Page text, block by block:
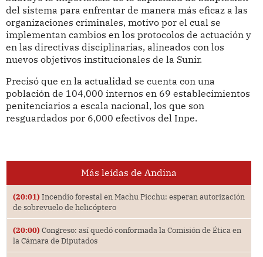
del sistema para enfrentar de manera más eficaz a las
organizaciones criminales, motivo por el cual se
implementan cambios en los protocolos de actuación y
en las directivas disciplinarias, alineados con los
nuevos objetivos institucionales de la Sunir.
Precisó que en la actualidad se cuenta con una
población de 104,000 internos en 69 establecimientos
penitenciarios a escala nacional, los que son
resguardados por 6,000 efectivos del Inpe.
Más leídas de Andina
(20:01) Incendio forestal en Machu Picchu: esperan autorización
de sobrevuelo de helicóptero
(20:00) Congreso: así quedó conformada la Comisión de Ética en
la Cámara de Diputados